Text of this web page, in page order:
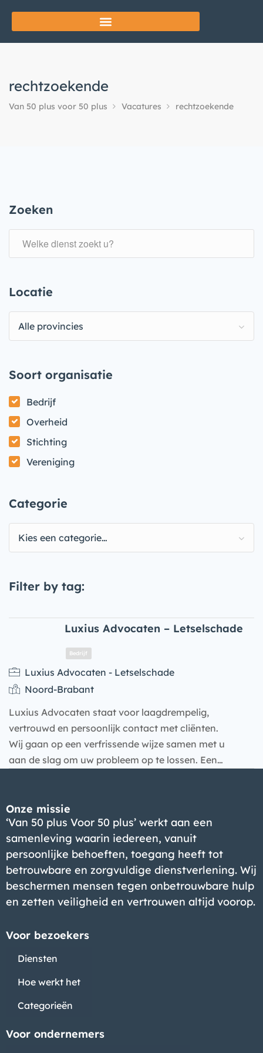
rechtzoekende
Van 50 plus voor 50 plus Vacatures rechtzoekende
Zoeken
Locatie
Alle provincies
Soort organisatie
Bedrijf
Overheid
Stichting
Vereniging
Categorie
Kies een categorie…
Filter by tag:
Luxius Advocaten – Letselschade
Bedrijf
Luxius Advocaten - Letselschade
Noord-Brabant
Luxius Advocaten staat voor laagdrempelig,
vertrouwd en persoonlijk contact met cliënten.
Wij gaan op een verfrissende wijze samen met u
aan de slag om uw probleem op te lossen. Een…
Onze missie
‘Van 50 plus Voor 50 plus’ werkt aan een
samenleving waarin iedereen, vanuit
persoonlijke behoeften, toegang heeft tot
betrouwbare en zorgvuldige dienstverlening. Wij
beschermen mensen tegen onbetrouwbare hulp
en zetten veiligheid en vertrouwen altijd voorop.
Voor bezoekers
Diensten
Hoe werkt het
Categorieën
Voor ondernemers